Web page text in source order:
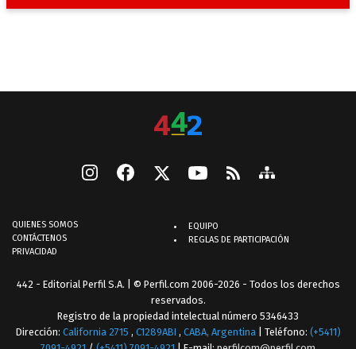
QUIENES SOMOS
CONTÁCTENOS
PRIVACIDAD
EQUIPO
REGLAS DE PARTICIPACIÓN
442 - Editorial Perfil S.A. | © Perfil.com 2006-2026 - Todos los derechos
reservados.
Registro de la propiedad intelectual número 5346433
Dirección: California 2715 , C1289ABI , CABA, Argentina | Teléfono: (+5411)